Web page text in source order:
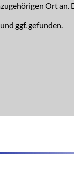
Ort an.
ggf. gefunden.